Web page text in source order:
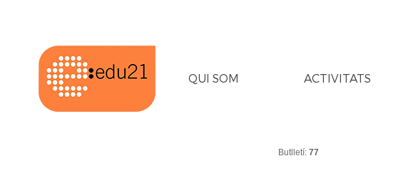
QUI SOM ACTIVITATS
Butlletí: 77